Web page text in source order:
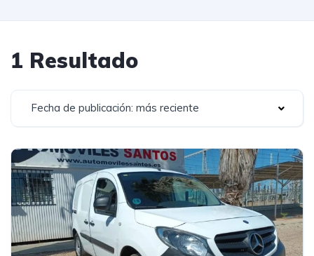
1 Resultado
Fecha de publicación: más reciente